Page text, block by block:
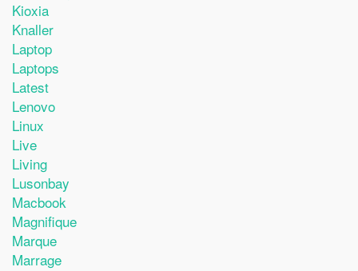
Kioxia
Knaller
Laptop
Laptops
Latest
Lenovo
Linux
Live
Living
Lusonbay
Macbook
Magnifique
Marque
Marrage